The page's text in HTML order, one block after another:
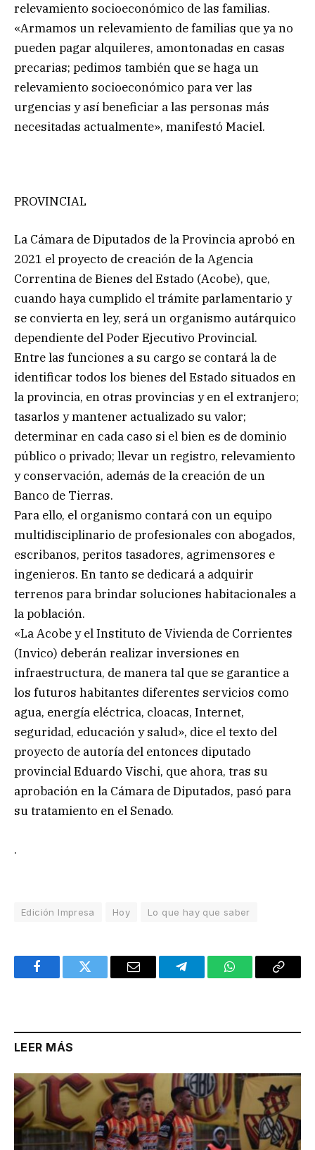
relevamiento socioeconómico de las familias.
«Armamos un relevamiento de familias que ya no
pueden pagar alquileres, amontonadas en casas
precarias; pedimos también que se haga un
relevamiento socioeconómico para ver las
urgencias y así beneficiar a las personas más
necesitadas actualmente», manifestó Maciel.
PROVINCIAL
La Cámara de Diputados de la Provincia aprobó en
2021 el proyecto de creación de la Agencia
Correntina de Bienes del Estado (Acobe), que,
cuando haya cumplido el trámite parlamentario y
se convierta en ley, será un organismo autárquico
dependiente del Poder Ejecutivo Provincial.
Entre las funciones a su cargo se contará la de
identificar todos los bienes del Estado situados en
la provincia, en otras provincias y en el extranjero;
tasarlos y mantener actualizado su valor;
determinar en cada caso si el bien es de dominio
público o privado; llevar un registro, relevamiento
y conservación, además de la creación de un
Banco de Tierras.
Para ello, el organismo contará con un equipo
multidisciplinario de profesionales con abogados,
escribanos, peritos tasadores, agrimensores e
ingenieros. En tanto se dedicará a adquirir
terrenos para brindar soluciones habitacionales a
la población.
«La Acobe y el Instituto de Vivienda de Corrientes
(Invico) deberán realizar inversiones en
infraestructura, de manera tal que se garantice a
los futuros habitantes diferentes servicios como
agua, energía eléctrica, cloacas, Internet,
seguridad, educación y salud», dice el texto del
proyecto de autoría del entonces diputado
provincial Eduardo Vischi, que ahora, tras su
aprobación en la Cámara de Diputados, pasó para
su tratamiento en el Senado.
.
Edición Impresa Hoy Lo que hay que saber
FacebookTwitter Email TelegramWhatsAppCopy
LEER MÁS